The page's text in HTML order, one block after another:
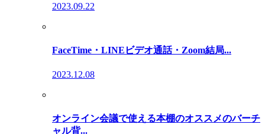
2023.09.22
FaceTime・LINEビデオ通話・Zoom結局...
2023.12.08
オンライン会議で使える本棚のオススメのバーチ
ャル背...